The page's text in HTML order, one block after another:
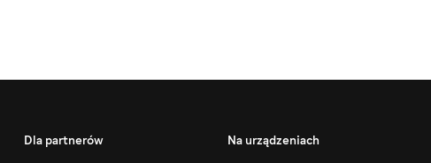
Dla partnerów
Na urządzeniach